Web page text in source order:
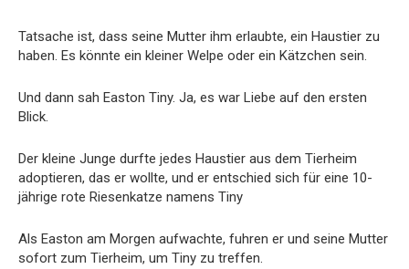
Tatsache ist, dass seine Mutter ihm erlaubte, ein Haustier zu
haben. Es könnte ein kleiner Welpe oder ein Kätzchen sein.
Und dann sah Easton Tiny. Ja, es war Liebe auf den ersten
Blick.
Der kleine Junge durfte jedes Haustier aus dem Tierheim
adoptieren, das er wollte, und er entschied sich für eine 10-
jährige rote Riesenkatze namens Tiny
Als Easton am Morgen aufwachte, fuhren er und seine Mutter
sofort zum Tierheim, um Tiny zu treffen.